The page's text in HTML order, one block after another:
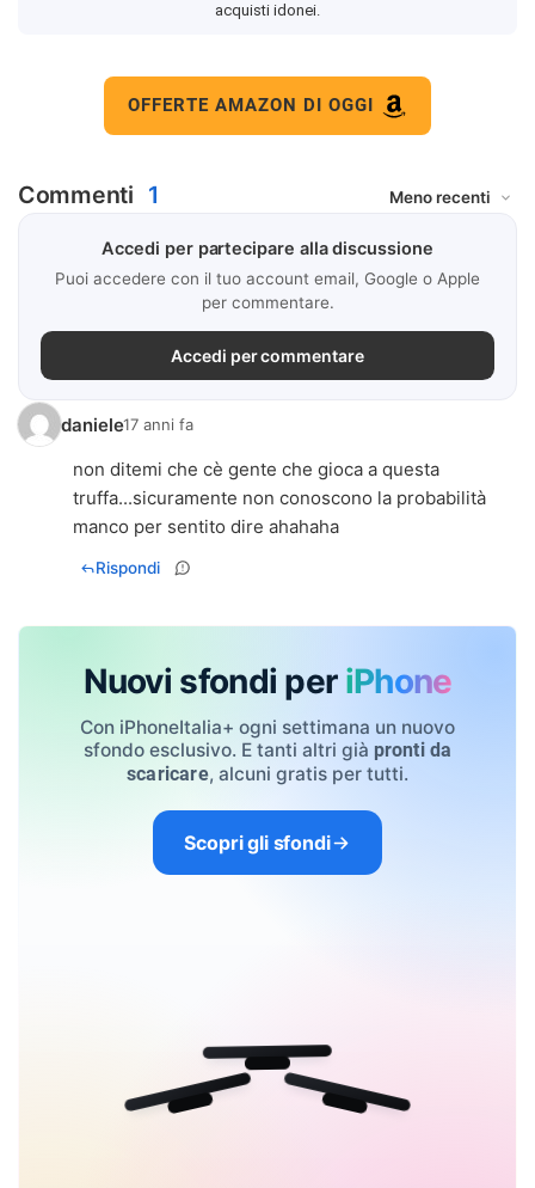
acquisti idonei.
OFFERTE AMAZON DI OGGI
Commenti 1
Accedi per partecipare alla discussione
Puoi accedere con il tuo account email, Google o Apple
per commentare.
Accedi per commentare
daniele17 anni fa
non ditemi che cè gente che gioca a questa
truffa...sicuramente non conoscono la probabilità
manco per sentito dire ahahaha
Rispondi
Nuovi sfondi per iPhone
Con iPhoneItalia+ ogni settimana un nuovo
sfondo esclusivo. E tanti altri già pronti da
scaricare, alcuni gratis per tutti.
Scopri gli sfondi